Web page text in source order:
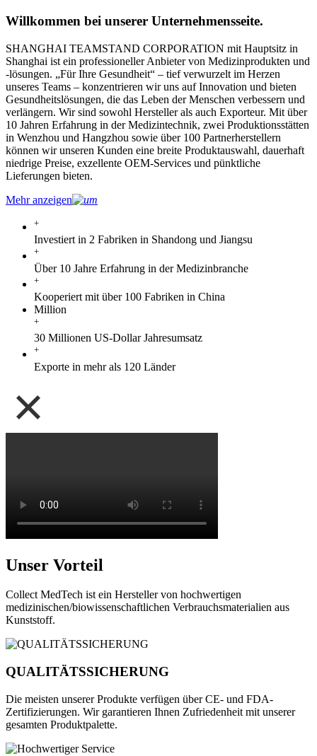
Willkommen bei unserer Unternehmensseite.
SHANGHAI TEAMSTAND CORPORATION mit Hauptsitz in
Shanghai ist ein professioneller Anbieter von Medizinprodukten und
-lösungen. „Für Ihre Gesundheit“ – tief verwurzelt im Herzen
unseres Teams – konzentrieren wir uns auf Innovation und bieten
Gesundheitslösungen, die das Leben der Menschen verbessern und
verlängern. Wir sind sowohl Hersteller als auch Exporteur. Mit über
10 Jahren Erfahrung in der Medizintechnik, zwei Produktionsstätten
in Wenzhou und Hangzhou sowie über 100 Partnerherstellern
können wir unseren Kunden eine breite Produktauswahl, dauerhaft
niedrige Preise, exzellente OEM-Services und pünktliche
Lieferungen bieten.
Mehr anzeigen
+
Investiert in 2 Fabriken in Shandong und Jiangsu
+
Über 10 Jahre Erfahrung in der Medizinbranche
+
Kooperiert mit über 100 Fabriken in China
Million
+
30 Millionen US-Dollar Jahresumsatz
+
Exporte in mehr als 120 Länder
Unser Vorteil
Collect MedTech ist ein Hersteller von hochwertigen
medizinischen/biowissenschaftlichen Verbrauchsmaterialien aus
Kunststoff.
QUALITÄTSSICHERUNG
Die meisten unserer Produkte verfügen über CE- und FDA-
Zertifizierungen. Wir garantieren Ihnen Zufriedenheit mit unserer
gesamten Produktpalette.